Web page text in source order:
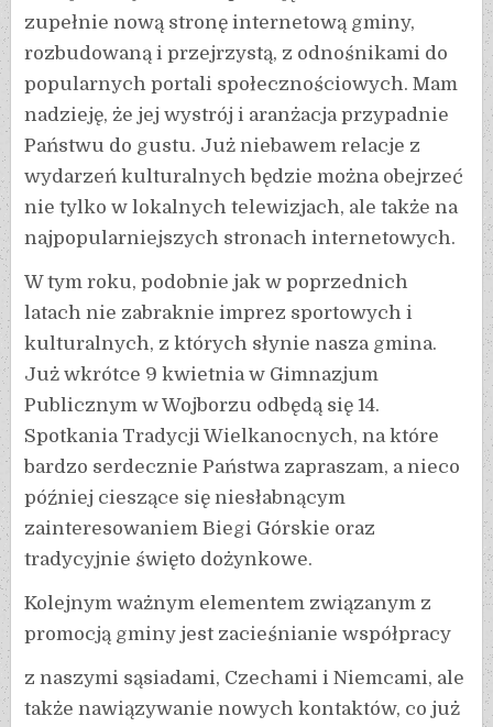
zupełnie nową stronę internetową gminy,
rozbudowaną i przejrzystą, z odnośnikami do
popularnych portali społecznościowych. Mam
nadzieję, że jej wystrój i aranżacja przypadnie
Państwu do gustu. Już niebawem relacje z
wydarzeń kulturalnych będzie można obejrzeć
nie tylko w lokalnych telewizjach, ale także na
najpopularniejszych stronach internetowych.
W tym roku, podobnie jak w poprzednich
latach nie zabraknie imprez sportowych i
kulturalnych, z których słynie nasza gmina.
Już wkrótce 9 kwietnia w Gimnazjum
Publicznym w Wojborzu odbędą się 14.
Spotkania Tradycji Wielkanocnych, na które
bardzo serdecznie Państwa zapraszam, a nieco
później cieszące się niesłabnącym
zainteresowaniem Biegi Górskie oraz
tradycyjnie święto dożynkowe.
Kolejnym ważnym elementem związanym z
promocją gminy jest zacieśnianie współpracy
z naszymi sąsiadami, Czechami i Niemcami, ale
także nawiązywanie nowych kontaktów, co już